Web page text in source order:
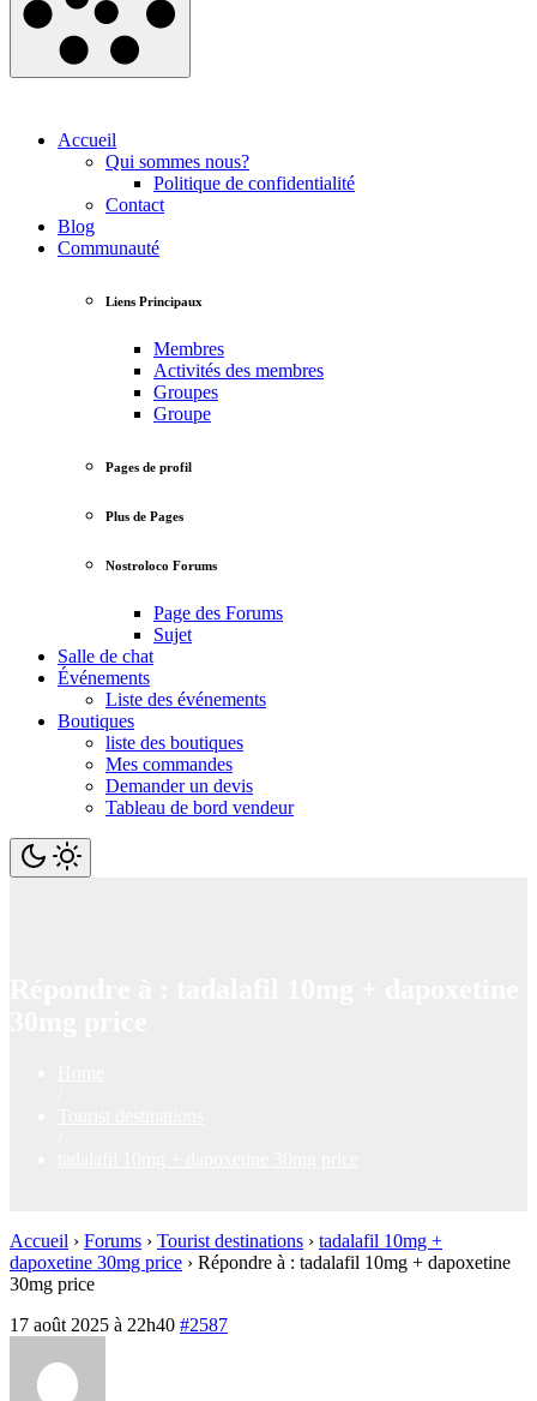
Accueil
Qui sommes nous?
Politique de confidentialité
Contact
Blog
Communauté
Liens Principaux
Membres
Activités des membres
Groupes
Groupe
Pages de profil
Plus de Pages
Nostroloco Forums
Page des Forums
Sujet
Salle de chat
Événements
Liste des événements
Boutiques
liste des boutiques
Mes commandes
Demander un devis
Tableau de bord vendeur
Accueil › Forums › Tourist destinations › tadalafil 10mg +
dapoxetine 30mg price › Répondre à : tadalafil 10mg + dapoxetine
30mg price
17 août 2025 à 22h40 #2587